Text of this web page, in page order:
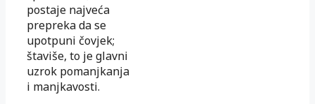
postaje najveća
prepreka da se
upotpuni čovjek;
štaviše, to je glavni
uzrok pomanjkanja
i manjkavosti.